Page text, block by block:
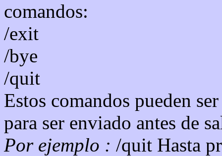
comandos:
/exit
/bye
/quit
Estos comandos pueden
para ser enviado antes de
Por ejemplo : /quit Hasta